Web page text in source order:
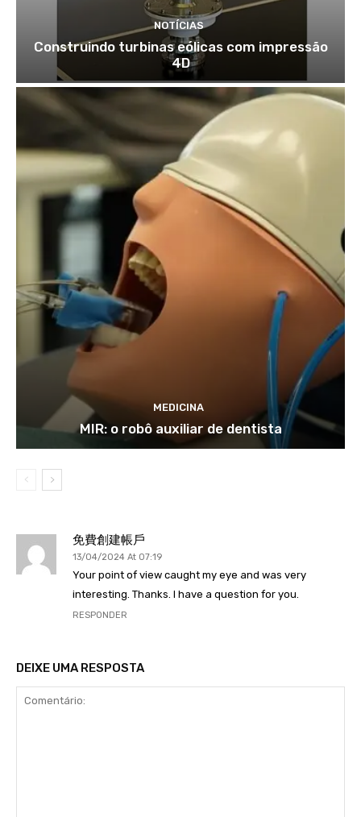
NOTÍCIAS
Construindo turbinas eólicas com impressão
4D
MEDICINA
MIR: o robô auxiliar de dentista
免費創建帳戶
13/04/2024 At 07:19
Your point of view caught my eye and was very
interesting. Thanks. I have a question for you.
RESPONDER
DEIXE UMA RESPOSTA